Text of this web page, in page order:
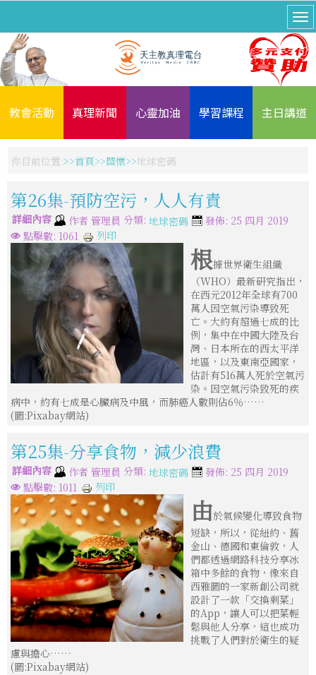
教會活動 真理新聞 心靈加油 學習課程 主日講道
你目前位置: 首頁 關懷 地球密碼
第26集-預防空污，人人有責
詳細內容 作者 管理員 分類: 地球密碼
發佈: 25 四月 2019
點擊數: 1061
列印
根據世界衛生組織
（WHO）最新研究指出，
在西元2012年全球有700
萬人因空氣污染導致死
亡。大約有超過七成的比
例，集中在中國大陸及台
灣、日本所在的西太平洋
地區，以及東南亞國家，
估計有516萬人死於空氣污
染。因空氣污染致死的疾
病中，約有七成是心臟病及中風，而肺癌人數則佔6％……
(圖:Pixabay網站)
第25集-分享食物，減少浪費
詳細內容 作者 管理員 分類: 地球密碼
發佈: 25 四月 2019
點擊數: 1011
列印
由於氣候變化導致食物
短缺，所以，從紐約、舊
金山、德國和東倫敦，人
們都透過網路科技分享冰
箱中多餘的食物，像來自
西雅圖的一家新創公司就
設計了一款「交換剩菜」
的App，讓人可以把菜輕
鬆與他人分享，這也成功
挑戰了人們對於衛生的疑
慮與擔心……
(圖:Pixabay網站)